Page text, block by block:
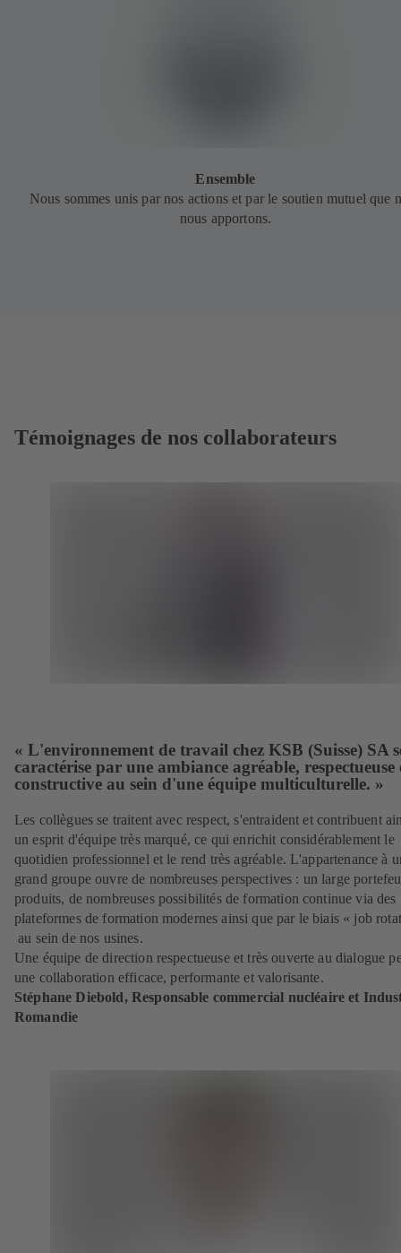
Ensemble
Nous sommes unis par nos actions et par le soutien mutuel que
nous apportons.
Témoignages de nos collaborateurs
« L'environnement de travail chez KSB (Suisse) SA
caractérise par une ambiance agréable, respectueuse
constructive au sein d'une équipe multiculturelle. »
Les collègues se traitent avec respect, s'entraident et contribuent
un esprit d'équipe très marqué, ce qui enrichit considérablement le
quotidien professionnel et le rend très agréable. L'appartenance à
grand groupe ouvre de nombreuses perspectives : un large
produits, de nombreuses possibilités de formation continue via des
plateformes de formation modernes ainsi que par le biais « job
au sein de nos usines.
Une équipe de direction respectueuse et très ouverte au dialogue
une collaboration efficace, performante et valorisante.
Stéphane Diebold, Responsable commercial nucléaire et
Romandie